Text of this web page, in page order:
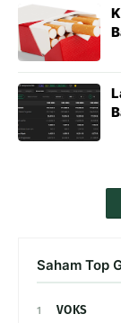
Saham Top
1 VOKS